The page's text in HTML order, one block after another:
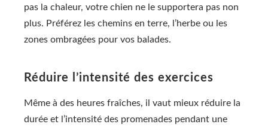
pas la chaleur, votre chien ne le supportera pas non
plus. Préférez les chemins en terre, l’herbe ou les
zones ombragées pour vos balades.
Réduire l’intensité des exercices
Même à des heures fraîches, il vaut mieux réduire la
durée et l’intensité des promenades pendant une